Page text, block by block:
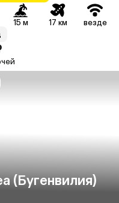
15 м 17 км везде
(Бугенвилия)